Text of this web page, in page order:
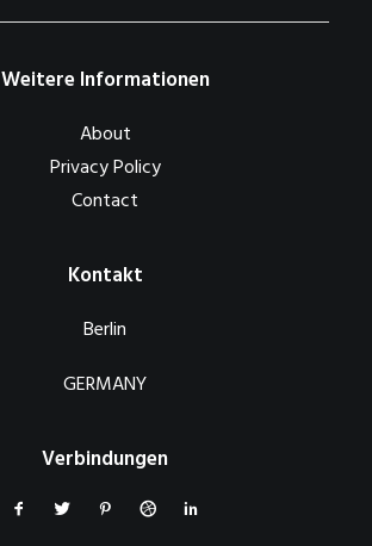
Weitere Informationen
About
Privacy Policy
Contact
Kontakt
Berlin
GERMANY
Verbindungen